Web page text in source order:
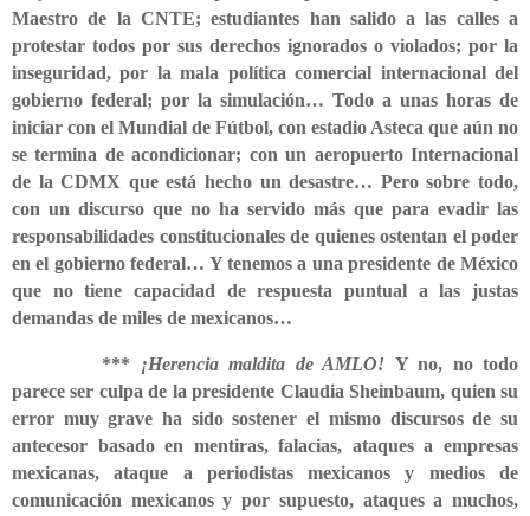
Maestro de la CNTE; estudiantes han salido a las calles a
protestar todos por sus derechos ignorados o violados; por la
inseguridad, por la mala política comercial internacional del
gobierno federal; por la simulación… Todo a unas horas de
iniciar con el Mundial de Fútbol, con estadio Asteca que aún no
se termina de acondicionar; con un aeropuerto Internacional
de la CDMX que está hecho un desastre… Pero sobre todo,
con un discurso que no ha servido más que para evadir las
responsabilidades constitucionales de quienes ostentan el poder
en el gobierno federal… Y tenemos a una presidente de México
que no tiene capacidad de respuesta puntual a las justas
demandas de miles de mexicanos…
*** ¡Herencia maldita de AMLO! Y no, no todo
parece ser culpa de la presidente Claudia Sheinbaum, quien su
error muy grave ha sido sostener el mismo discursos de su
antecesor basado en mentiras, falacias, ataques a empresas
mexicanas, ataque a periodistas mexicanos y medios de
comunicación mexicanos y por supuesto, ataques a muchos,